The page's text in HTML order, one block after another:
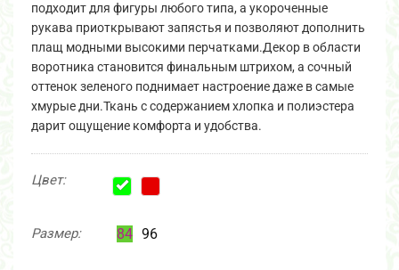
подходит для фигуры любого типа, а укороченные
рукава приоткрывают запястья и позволяют дополнить
плащ модными высокими перчатками.Декор в области
воротника становится финальным штрихом, а сочный
оттенок зеленого поднимает настроение даже в самые
хмурые дни.Ткань с содержанием хлопка и полиэстера
дарит ощущение комфорта и удобства.
Цвет:
Размер: 84 96